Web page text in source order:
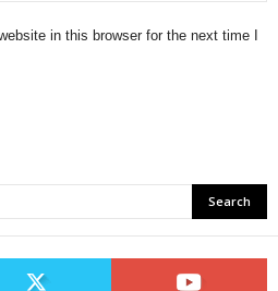
in this browser for the next time I